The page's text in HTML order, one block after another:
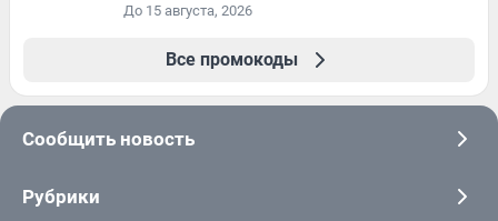
До 15 августа, 2026
Все промокоды
Сообщить новость
Рубрики